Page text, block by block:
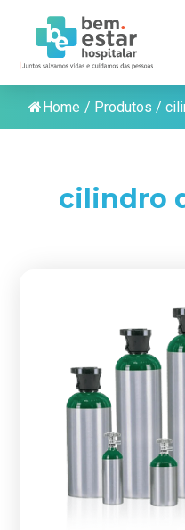
Home / Produtos /
cilindro